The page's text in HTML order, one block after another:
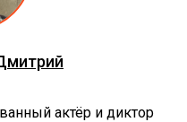
актёр и диктор